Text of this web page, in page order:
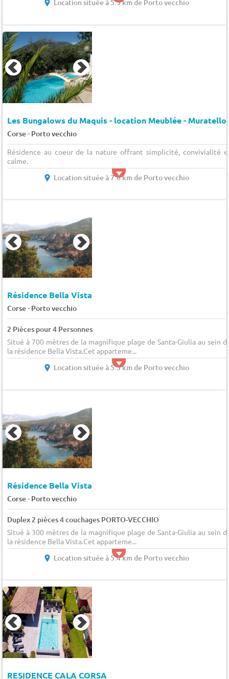
Location située à 5.3 km de Porto vecchio
Les Bungalows du Maquis - location Meublée - Muratello
Corse- Porto vecchio
Résidence au coeur de la nature offrant simplicité, convivialité
calme.
Location située à 7.8 km de Porto vecchio
Résidence Bella Vista
Corse- Porto vecchio
2 Pièces pour 4 Personnes
Situé à 700 mètres de la magnifique plage de Santa-Giulia au sein
la résidence Bella Vista.Cet apparteme...
Location située à 5.5 km de Porto vecchio
Résidence Bella Vista
Corse- Porto vecchio
Duplex 2 pièces 4 couchages PORTO-VECCHIO
Situé à 300 mètres de la magnifique plage de Santa-Giulia au sein
la résidence Bella Vista.Cet apparteme...
Location située à 5.4 km de Porto vecchio
RESIDENCE CALA CORSA